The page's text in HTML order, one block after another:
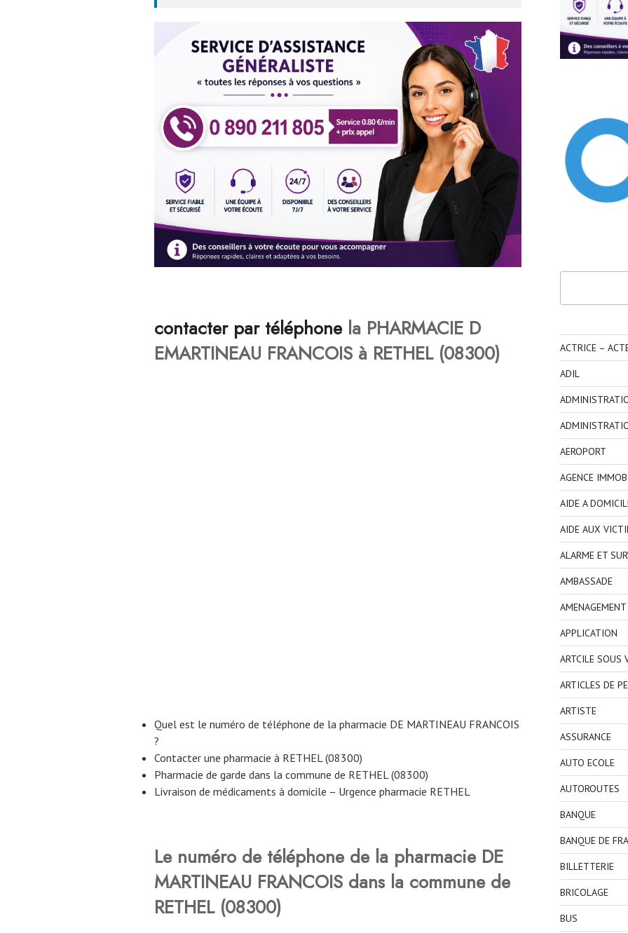
contacter par téléphonela PHARMACIE D
EMARTINEAU FRANCOIS à RETHEL (08300)
Quel est le numéro de téléphone de la pharmacie DE MARTINEAU FRANCOIS
?
Contacter une pharmacie à RETHEL (08300)
Pharmacie de garde dans la commune de RETHEL (08300)
Livraison de médicaments à domicile – Urgence pharmacie RETHEL
Le numéro de téléphone de la pharmacie DE
MARTINEAU FRANCOIS dans la commune de
RETHEL (08300)
ACTRICE –
ADIL
AEROPORT
AGENCE
AIDE A
AIDE AUX
ALARME ET
AMBASSADE
APPLICATION
ARTCILE SOUS
ARTICLES DE
ARTISTE
ASSURANCE
AUTO ECOLE
AUTOROUTES
BANQUE
BANQUE DE
BILLETTERIE
BRICOLAGE
BUS